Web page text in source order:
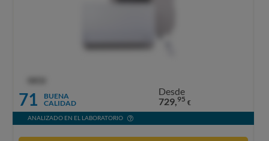
71
BUENA
CALIDAD
Desde
729,95 €
ANALIZADO EN EL LABORATORIO